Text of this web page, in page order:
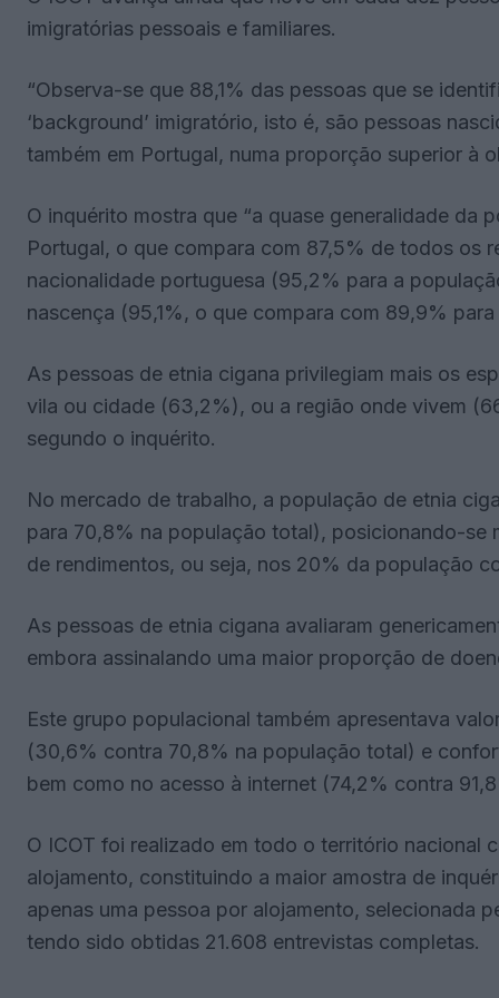
imigratórias pessoais e familiares.
“Observa-se que 88,1% das pessoas que se
‘background’ imigratório, isto é, são pessoas
também em Portugal, numa proporção superior à
O inquérito mostra que “a quase generalidade da
Portugal, o que compara com 87,5% de todos os
nacionalidade portuguesa (95,2% para a
nascença (95,1%, o que compara com 89,9%
As pessoas de etnia cigana privilegiam mais os
vila ou cidade (63,2%), ou a região onde vivem
segundo o inquérito.
No mercado de trabalho, a população de etnia
para 70,8% na população total), posicionando-se
de rendimentos, ou seja, nos 20% da população
As pessoas de etnia cigana avaliaram
embora assinalando uma maior proporção de
Este grupo populacional também apresentava
(30,6% contra 70,8% na população total) e
bem como no acesso à internet (74,2% contra
O ICOT foi realizado em todo o território nacional
alojamento, constituindo a maior amostra de
apenas uma pessoa por alojamento, selecionada
tendo sido obtidas 21.608 entrevistas completas.